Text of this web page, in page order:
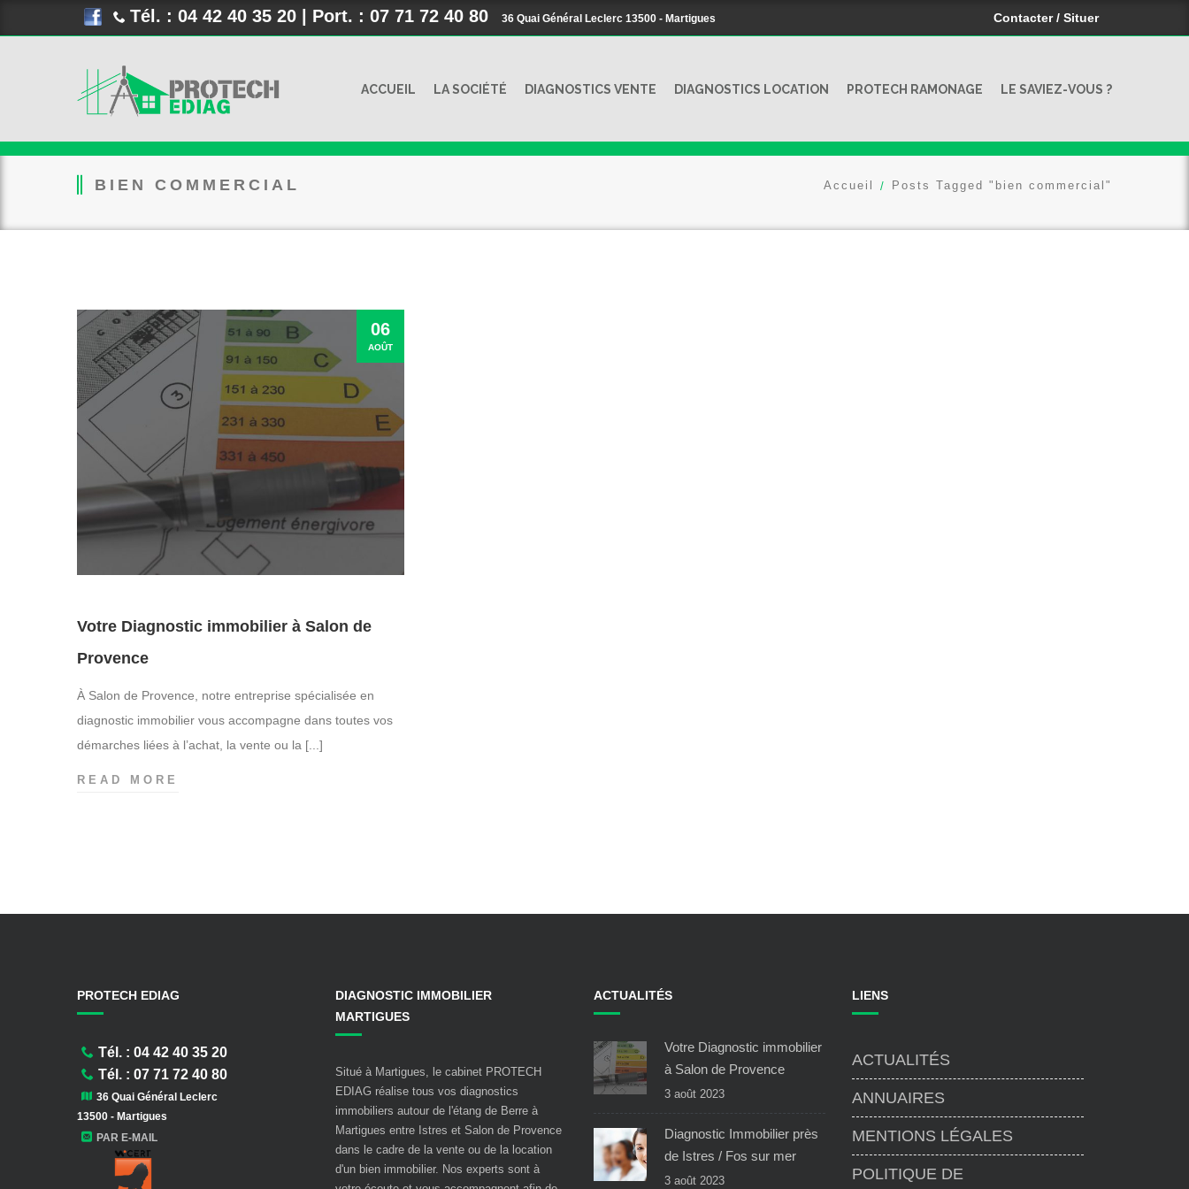
Tél. : 04 42 40 35 20 | Port. : 07 71 72 40 80 36 Quai Général Leclerc 13500 - Martigues Contacter / Situer
ACCUEIL LA SOCIÉTÉ DIAGNOSTICS VENTE DIAGNOSTICS LOCATION PROTECH RAMONAGE LE SAVIEZ-VOUS ?
BIEN COMMERCIAL Accueil Posts Tagged "bien commercial"
06
AOÛT
Votre Diagnostic immobilier à Salon de
Provence
À Salon de Provence, notre entreprise spécialisée en
diagnostic immobilier vous accompagne dans toutes vos
démarches liées à l’achat, la vente ou la [...]
READ MORE
A
C
I
M
PROTECH EDIAG
Tél. : 04 42 40 35 20
Tél. : 07 71 72 40 80
36 Quai Général Leclerc
13500 - Martigues
PAR E-MAIL
DIAGNOSTIC IMMOBILIER
MARTIGUES
Situé à Martigues, le cabinet PROTECH
EDIAG réalise tous vos diagnostics
immobiliers autour de l'étang de Berre à
Martigues entre Istres et Salon de Provence
dans le cadre de la vente ou de la location
d'un bien immobilier. Nos experts sont à
ACTUALITÉS
Votre Diagnostic immobilier
à Salon de Provence
3 août 2023
Diagnostic Immobilier près
de Istres / Fos sur mer
3 août 2023
LIENS
ACTUALITÉS
ANNUAIRES
MENTIONS LÉGALES
POLITIQUE DE